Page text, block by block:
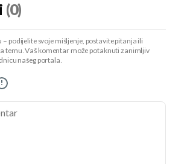
(0)
– podijelite svoje mišljenje, postavite pitanja ili
temu. Vaš komentar može potaknuti zanimljiv
našeg portala.
!